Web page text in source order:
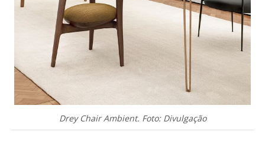
Drey Chair Ambient. Foto: Divulgação